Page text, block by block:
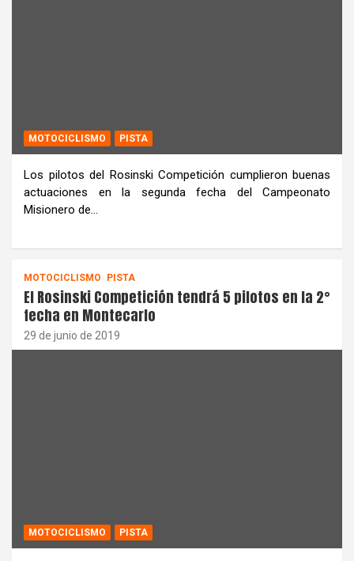
MOTOCICLISMO PISTA
Los pilotos del Rosinski Competición cumplieron buenas
actuaciones en la segunda fecha del Campeonato
Misionero de…
MOTOCICLISMO PISTA
El Rosinski Competición tendrá 5 pilotos en la 2°
fecha en Montecarlo
29 de junio de 2019
MOTOCICLISMO PISTA